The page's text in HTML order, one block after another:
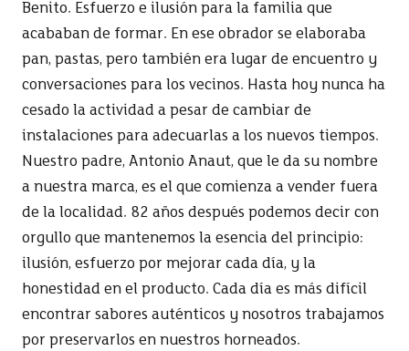
Benito. Esfuerzo e ilusión para la familia que
acababan de formar. En ese obrador se elaboraba
pan, pastas, pero también era lugar de encuentro y
conversaciones para los vecinos. Hasta hoy nunca ha
cesado la actividad a pesar de cambiar de
instalaciones para adecuarlas a los nuevos tiempos.
Nuestro padre, Antonio Anaut, que le da su nombre
a nuestra marca, es el que comienza a vender fuera
de la localidad. 82 años después podemos decir con
orgullo que mantenemos la esencia del principio:
ilusión, esfuerzo por mejorar cada día, y la
honestidad en el producto. Cada día es más difícil
encontrar sabores auténticos y nosotros trabajamos
por preservarlos en nuestros horneados.